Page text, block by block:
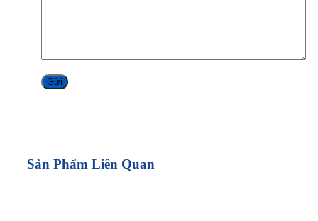
Sản Phẩm Liên Quan